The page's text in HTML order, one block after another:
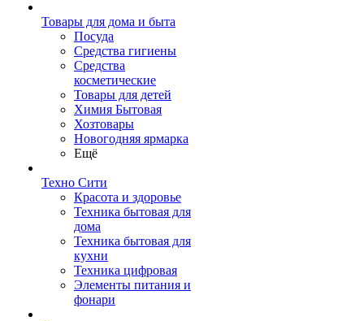
Товары для дома и быта
Посуда
Средства гигиены
Средства
косметические
Товары для детей
Химия Бытовая
Хозтовары
Новогодняя ярмарка
Ещё
Техно Сити
Красота и здоровье
Техника бытовая для
дома
Техника бытовая для
кухни
Техника цифровая
Элементы питания и
фонари